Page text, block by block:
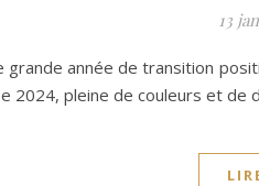
13
année de transition
2024, pleine de couleurs et